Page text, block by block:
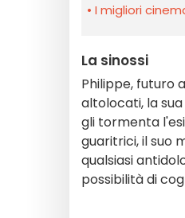
I migliori
La sinossi
Philippe, futuro
altolocati, la
gli tormenta
guaritrici, il suo
qualsiasi
possibilità di